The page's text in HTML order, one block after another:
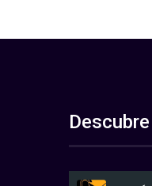
Descubre